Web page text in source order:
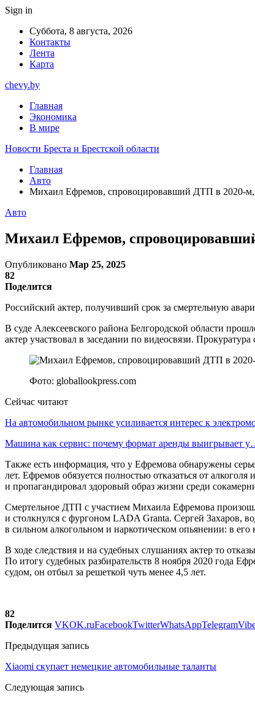
Sign in
Суббота, 8 августа, 2026
Контакты
Лента
Карта
chevy.by
Главная
Экономика
В мире
Новости Бреста и Брестской области
Главная
Авто
Михаил Ефремов, спровоцировавший ДТП в 2020-
Авто
Михаил Ефремов,
Опубликовано Мар 25, 2025
82
Поделится
Российский актер, получивший срок за смертельную
В суде Алексеевского района Белгородской области
актер участвовал в заседании по видеосвязи.
Фото: globallookpress.com
Сейчас читают
На автомобильном рынке усиливается интерес к
Машина как сервис: почему формат аренды выигрывает
Также есть информация, что у Ефремова обнаружены
лет. Ефремов обязуется полностью отказаться от
и пропагандировал здоровый образ жизни среди
Смертельное ДТП с участием Михаила Ефремова
и столкнулся с фургоном LADA Granta. Сергей Захаров,
в сильном алкогольном и наркотическом опьянении: в
В ходе следствия и на судебных слушаниях актер то
По итогу судебных разбирательств 8 ноября 2020 года
судом, он отбыл за решеткой чуть менее 4,5 лет.
82
Поделится VKOK.ruFacebookTwitterWhatsAppTelegram
Предыдущая запись
Xiaomi скупает немецкие автомобильные таланты
Следующая запись